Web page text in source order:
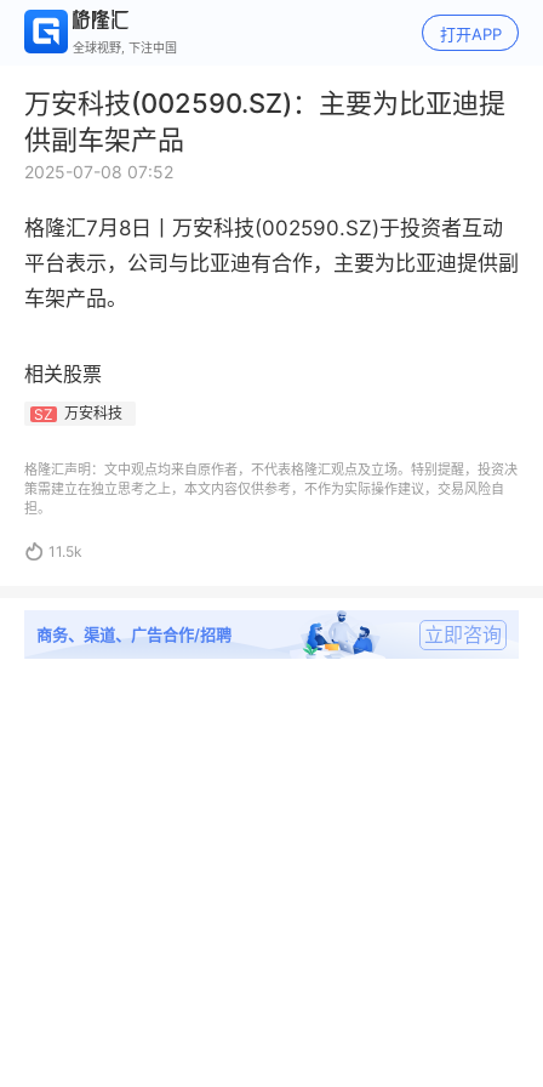
全球视野, 下注中国
打开APP
万安科技(002590.SZ)：主要为比亚迪提
供副车架产品
2025-07-08 07:52
格隆汇7月8日丨 万安科技(002590.SZ)于投资者互动
平台表示，公司与比亚迪有合作，主要为比亚迪提供副
车架产品。
相关股票
SZ 万安科技
格隆汇声明：文中观点均来自原作者，不代表格隆汇观点及立场。特别提醒，投资决
策需建立在独立思考之上，本文内容仅供参考，不作为实际操作建议，交易风险自
担。
 11.5k
商务、渠道、广告合作/招聘 立即咨询